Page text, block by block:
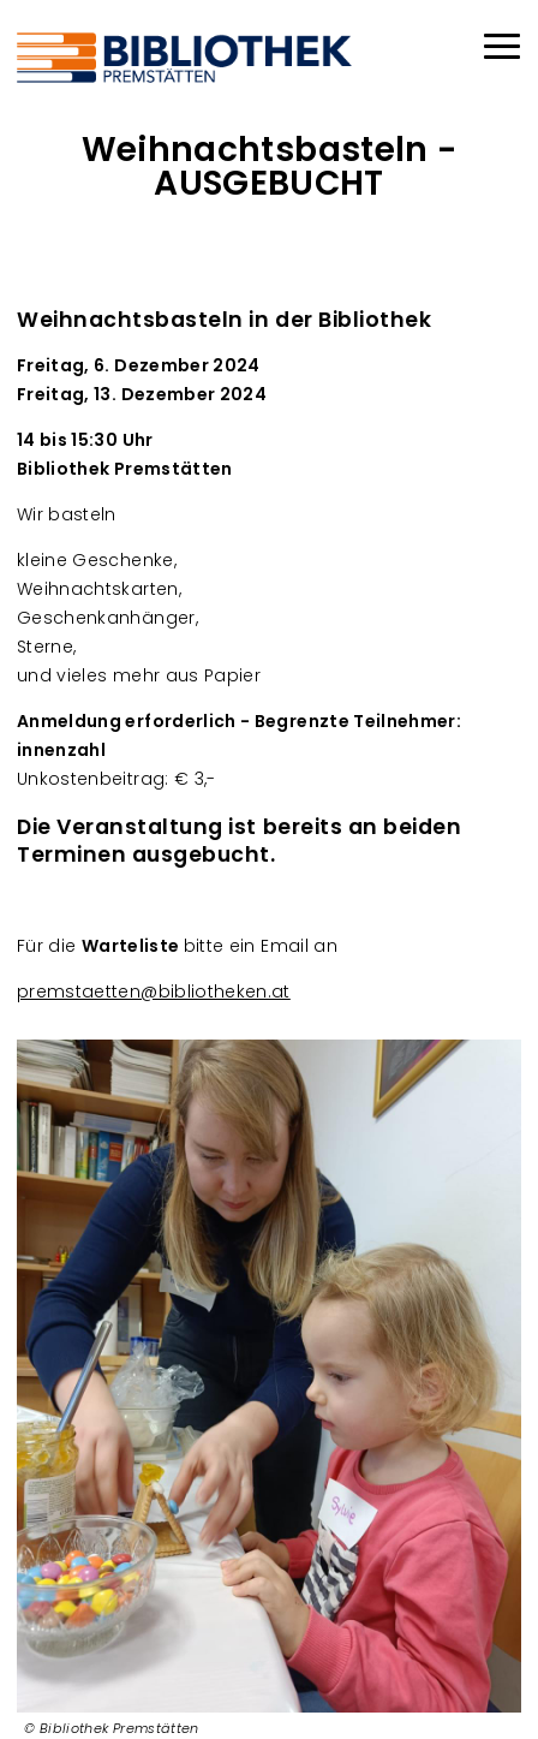
Direkt zum Inhalt
Weihnachtsbasteln -
AUSGEBUCHT
Weihnachtsbasteln in der Bibliothek
Freitag, 6. Dezember 2024
Freitag, 13. Dezember 2024
14 bis 15:30 Uhr
Bibliothek Premstätten
Wir basteln
kleine Geschenke,
Weihnachtskarten,
Geschenkanhänger,
Sterne,
und vieles mehr aus Papier
Anmeldung erforderlich - Begrenzte Teilnehmer:
innenzahl
Unkostenbeitrag: € 3,-
Die Veranstaltung ist bereits an beiden
Terminen ausgebucht.
Für die Warteliste bitte ein Email an
premstaetten@bibliotheken.at
Bibliothek Premstätten